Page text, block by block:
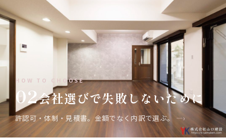
HOW TO CHOOSE
02会社選びで失敗しないために
許認可・体制・見積書。金額でなく内訳で選ぶ。 —›